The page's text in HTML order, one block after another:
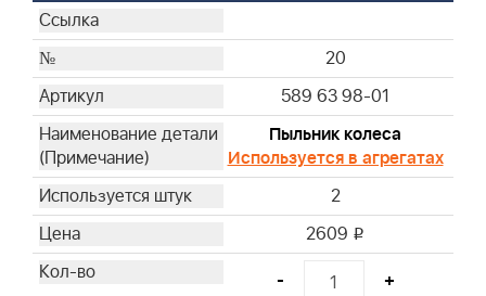
20
589 63 98-01
Пыльник колеса
Используется в агрегатах
2
2609 i
- +